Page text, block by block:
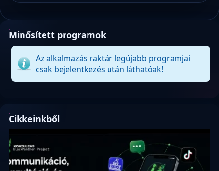
Minősített programok
Az alkalmazás raktár legújabb programjai
csak bejelentkezés után láthatóak!
Cikkeinkből